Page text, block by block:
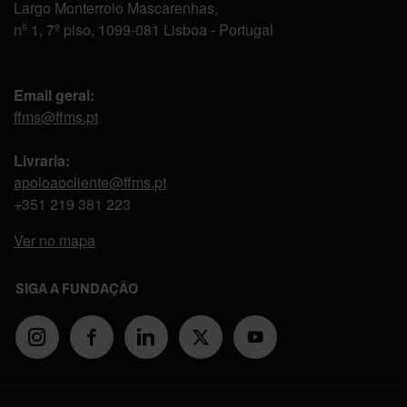
Largo Monterroio Mascarenhas,
nº 1, 7º piso, 1099-081 Lisboa - Portugal
Email geral:
ffms@ffms.pt
Livraria:
apoioaocliente@ffms.pt
+351 219 381 223
Ver no mapa
SIGA A FUNDAÇÃO